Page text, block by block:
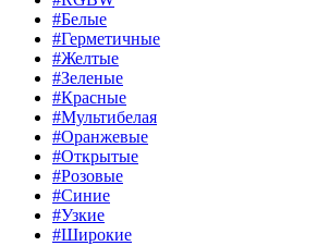
#Белые
#Герметичные
#Желтые
#Зеленые
#Красные
#Мультибелая
#Оранжевые
#Открытые
#Розовые
#Синие
#Узкие
#Широкие